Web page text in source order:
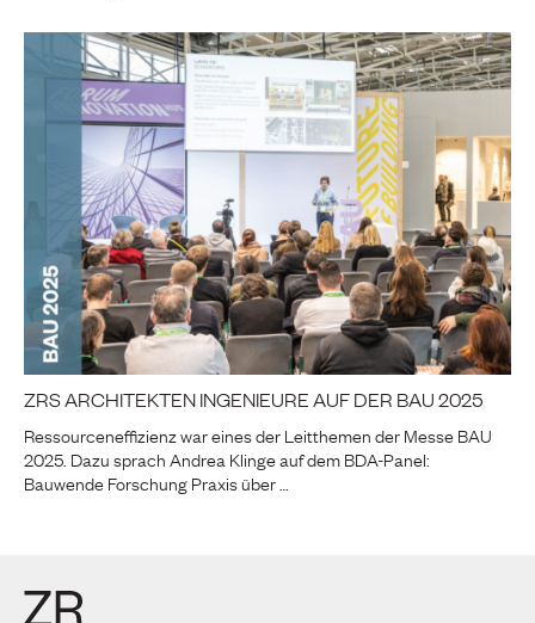
ZRS ARCHITEKTEN INGENIEURE AUF DER BAU 2025
Ressourceneffizienz war eines der Leitthemen der Messe BAU
2025. Dazu sprach Andrea Klinge auf dem BDA-Panel:
Bauwende Forschung Praxis über …